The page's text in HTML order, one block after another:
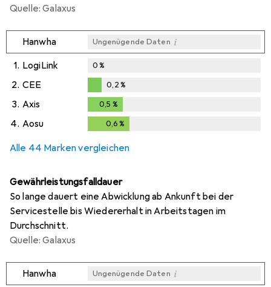
Quelle: Galaxus
Hanwha Ungenügende Daten i
1. LogiLink 0%
2. CEE
0,2%
0,2%
3. Axis 0,5 %
4. Aosu 0,6 %
Alle 44 Marken vergleichen
Gewährleistungsfalldauer
So lange dauert eine Abwicklung ab Ankunft bei der
Servicestelle bis Wiedererhalt in Arbeitstagen im
Durchschnitt.
Quelle: Galaxus
Hanwha Ungenügende Daten i